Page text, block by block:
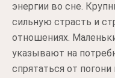
энергии во сне.
сильную страсть и
отношениях.
указывают на
спрятаться от